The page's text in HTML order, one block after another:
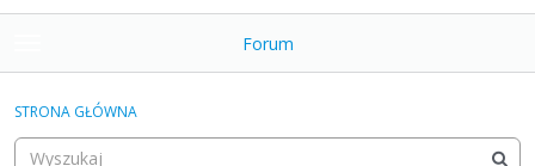
o
g
Forum
Kategorie
STRONA GŁÓWNA